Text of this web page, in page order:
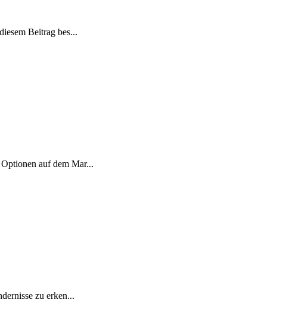
Beitrag bes...
auf dem Mar...
zu erken...